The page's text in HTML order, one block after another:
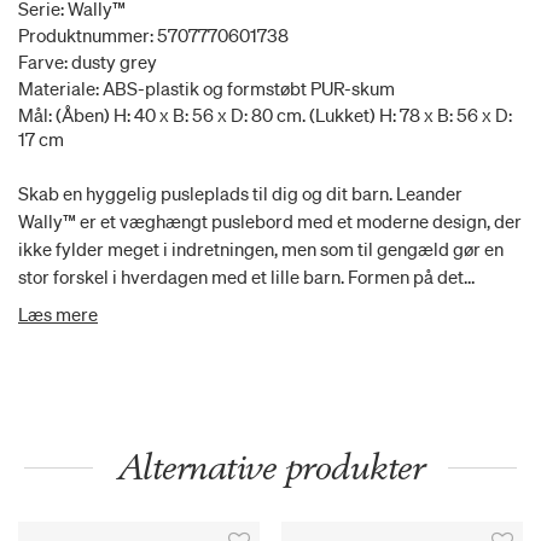
Serie: Wally™
Produktnummer: 5707770601738
Farve: dusty grey
Materiale: ABS-plastik og formstøbt PUR-skum
Mål: (Åben) H: 40 x B: 56 x D: 80 cm. (Lukket) H: 78 x B: 56 x D:
17 cm
Skab en hyggelig pusleplads til dig og dit barn. Leander
Wally™ er et væghængt puslebord med et moderne design, der
ikke fylder meget i indretningen, men som til gengæld gør en
stor forskel i hverdagen med et lille barn. Formen på det
væghængte puslebord er inspireret af profilen på en dråbe. Let
Ooverfladen tilpasser sig varmen i rummet og er derfor
hyggelig puslestund. Du kan rengøre Wally™ ved at aftørre
Læs mere
Alternative produkter